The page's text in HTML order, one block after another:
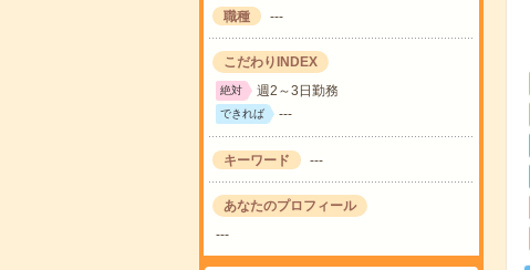
職種 ---
こだわりINDEX
絶対 週2～3日勤務
できれば ---
キーワード ---
あなたのプロフィール
---